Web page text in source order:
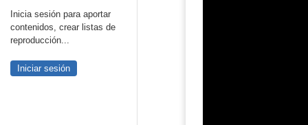
Inicia sesión para aportar
contenidos, crear listas de
reproducción...
Iniciar sesión